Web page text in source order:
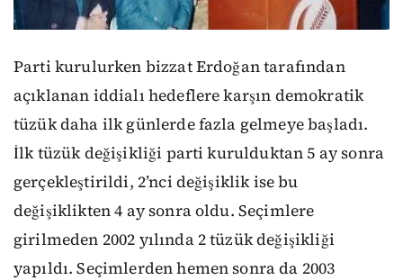
Parti kurulurken bizzat Erdoğan tarafından
açıklanan iddialı hedeflere karşın demokratik
tüzük daha ilk günlerde fazla gelmeye başladı.
İlk tüzük değişikliği parti kurulduktan 5 ay sonra
gerçekleştirildi, 2’nci değişiklik ise bu
değişiklikten 4 ay sonra oldu. Seçimlere
girilmeden 2002 yılında 2 tüzük değişikliği
yapıldı. Seçimlerden hemen sonra da 2003